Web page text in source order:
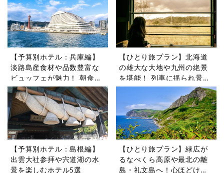
【予算別ホテル：兵庫編】
淡路島産食材や品数豊富な
ビュッフェが魅力！ 朝食が
自慢のホテル5選
【ひとり旅プラン】北海道
の雄大な大地や九州の絶景
を堪能！ 列車に揺られ景色
を楽しむ旅5選
【予算別ホテル：島根編】
出雲大社参拝や宍道湖の水
景を楽しむホテル5選
【ひとり旅プラン】緑広が
るなべくら高原や最北の離
島・礼文島へ！心ほどける